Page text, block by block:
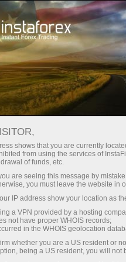
Sobre a
Notícias
Você quer saber sobre
e alterações no
InstaForex? Então,
que publica material
shows that you are currently
from using the services of
of funds, etc.
are seeing this message by
you must leave the website in
IP address show your location as
a VPN provided by a hosting
not have proper WHOIS records;
in the WHOIS geolocation
whether you are a US resident or
being a US resident, you will